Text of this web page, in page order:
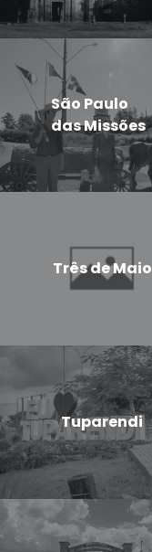
São Paulo
das Missões
Três de Maio
Tuparendi